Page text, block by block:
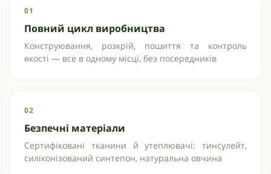
01
Повний цикл виробництва
Конструювання, розкрій, пошиття та контроль
якості — все в одному місці, без посередників
02
Безпечні матеріали
Сертифіковані тканини й утеплювачі: тинсулейт,
силіконізований синтепон, натуральна овчина